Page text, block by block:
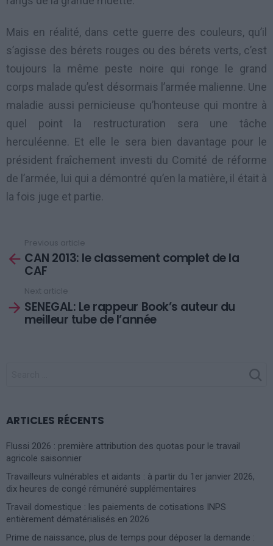
Mais en réalité, dans cette guerre des couleurs, qu’il
s’agisse des bérets rouges ou des bérets verts, c’est
toujours la même peste noire qui ronge le grand
corps malade qu’est désormais l’armée malienne. Une
maladie aussi pernicieuse qu’honteuse qui montre à
quel point la restructuration sera une tâche
herculéenne. Et elle le sera bien davantage pour le
président fraîchement investi du Comité de réforme
de l’armée, lui qui a démontré qu’en la matière, il était à
la fois juge et partie.
more
Previous article
CAN 2013: le classement complet de la
CAF
Next article
SENEGAL: Le rappeur Book’s auteur du
meilleur tube de l’année
ARTICLES RÉCENTS
Flussi 2026 : première attribution des quotas pour le travail
agricole saisonnier
Travailleurs vulnérables et aidants : à partir du 1er janvier 2026,
dix heures de congé rémunéré supplémentaires
Travail domestique : les paiements de cotisations INPS
entièrement dématérialisés en 2026
Prime de naissance, plus de temps pour déposer la demande :